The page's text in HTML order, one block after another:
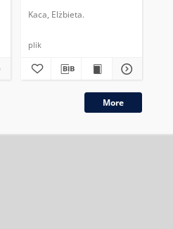
Kaca, Elżbieta.
plik
More